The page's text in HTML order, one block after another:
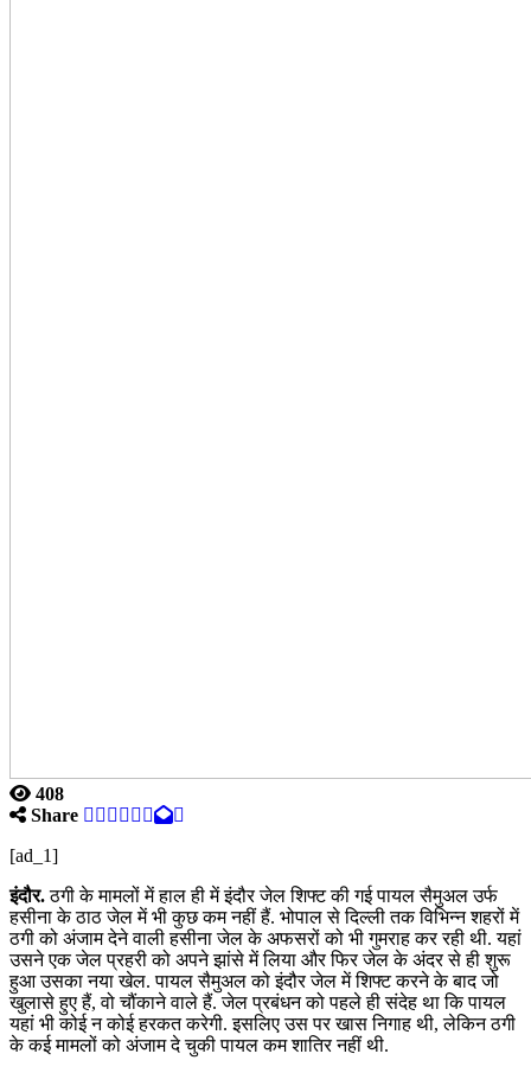
408
Share
[ad_1]
इंदौर.ठगी के मामलों में हाल ही में इंदौर जेल शिफ्ट की गई पायल सैमुअल उर्फ
हसीना के ठाठ जेल में भी कुछ कम नहीं हैं. भोपाल से दिल्ली तक विभिन्न शहरों में
ठगी को अंजाम देने वाली हसीना जेल के अफसरों को भी गुमराह कर रही थी. यहां
उसने एक जेल प्रहरी को अपने झांसे में लिया और फिर जेल के अंदर से ही शुरू
हुआ उसका नया खेल. पायल सैमुअल को इंदौर जेल में शिफ्ट करने के बाद जो
खुलासे हुए हैं, वो चौंकाने वाले हैं. जेल प्रबंधन को पहले ही संदेह था कि पायल
यहां भी कोई न कोई हरकत करेगी. इसलिए उस पर खास निगाह थी, लेकिन ठगी
के कई मामलों को अंजाम दे चुकी पायल कम शातिर नहीं थी.